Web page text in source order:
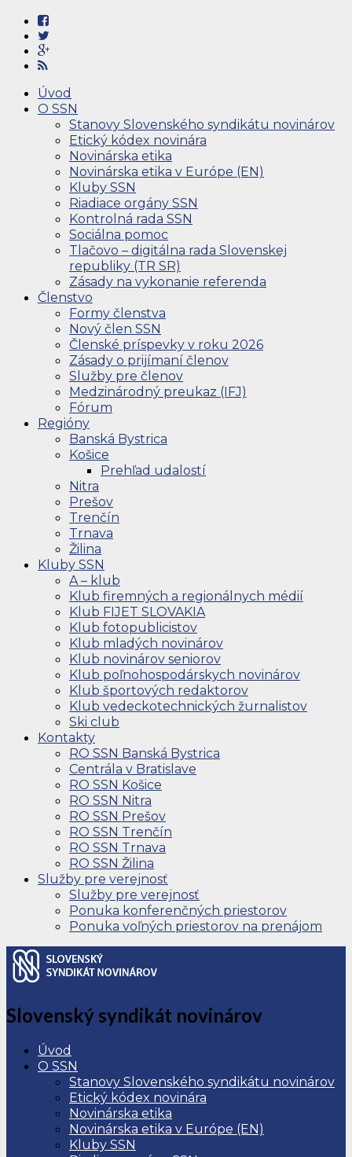
Úvod
O SSN
Stanovy Slovenského syndikátu novinárov
Etický kódex novinára
Novinárska etika
Novinárska etika v Európe (EN)
Kluby SSN
Riadiace orgány SSN
Kontrolná rada SSN
Sociálna pomoc
Tlačovo – digitálna rada Slovenskej
republiky (TR SR)
Zásady na vykonanie referenda
Členstvo
Formy členstva
Nový člen SSN
Členské príspevky v roku 2026
Zásady o prijímaní členov
Služby pre členov
Medzinárodný preukaz (IFJ)
Fórum
Regióny
Banská Bystrica
Košice
Prehľad udalostí
Nitra
Prešov
Trenčín
Trnava
Žilina
Kluby SSN
A – klub
Klub firemných a regionálnych médií
Klub FIJET SLOVAKIA
Klub fotopublicistov
Klub mladých novinárov
Klub novinárov seniorov
Klub poľnohospodárskych novinárov
Klub športových redaktorov
Klub vedeckotechnických žurnalistov
Ski club
Kontakty
RO SSN Banská Bystrica
Centrála v Bratislave
RO SSN Košice
RO SSN Nitra
RO SSN Prešov
RO SSN Trenčín
RO SSN Trnava
RO SSN Žilina
Služby pre verejnosť
Služby pre verejnosť
Ponuka konferenčných priestorov
Ponuka voľných priestorov na prenájom
Slovenský syndikát novinárov
Úvod
O SSN
Stanovy Slovenského syndikátu novinárov
Etický kódex novinára
Novinárska etika
Novinárska etika v Európe (EN)
Kluby SSN